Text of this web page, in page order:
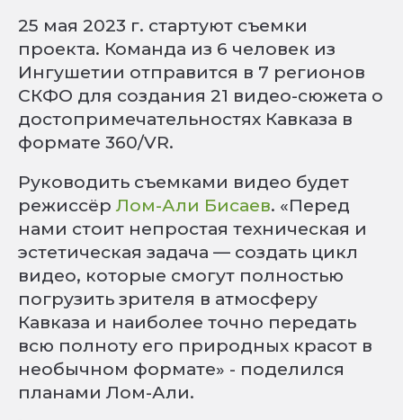
25 мая 2023 г. стартуют съемки
проекта. Команда из 6 человек из
Ингушетии отправится в 7 регионов
СКФО для создания 21 видео-сюжета о
достопримечательностях Кавказа в
формате 360/VR.
Руководить съемками видео будет
режиссёрЛом-Али Бисаев. «Перед
нами стоит непростая техническая и
эстетическая задача — создать цикл
видео, которые смогут полностью
погрузить зрителя в атмосферу
Кавказа и наиболее точно передать
всю полноту его природных красот в
необычном формате» - поделился
планами Лом-Али.